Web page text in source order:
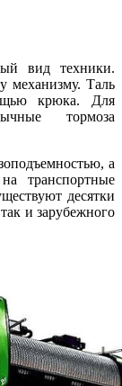
вид техники.
механизму. Таль
крюка. Для
тормоза
а
транспортные
десятки
и зарубежного